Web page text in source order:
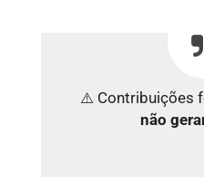
⚠️ Contribuições
não